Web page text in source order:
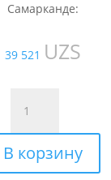
Самарканде:
39 521 UZS
товара
Мумие
Золотое
с
В корзину